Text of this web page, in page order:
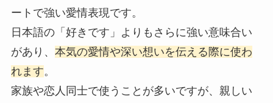
ートで強い愛情表現です。
日本語の「好きです」よりもさらに強い意味合い
があり、 本気の愛情や深い想いを伝える際に使わ
れます。
家族や恋人同士で使うことが多いですが、親しい